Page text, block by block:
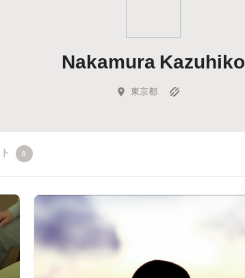
Feature
キュレーターから探す
Nakamura Kazuhiko
東京都
0